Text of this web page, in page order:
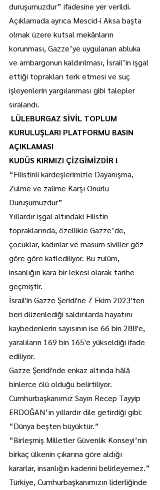
duruşumuzdur” ifadesine yer verildi.
Açıklamada ayrıca Mescid-i Aksa başta
olmak üzere kutsal mekânların
korunması, Gazze’ye uygulanan abluka
ve ambargonun kaldırılması, İsrail’in işgal
ettiği toprakları terk etmesi ve suç
işleyenlerin yargılanması gibi talepler
sıralandı.
LÜLEBURGAZ SİVİL TOPLUM
KURULUŞLARI PLATFORMU BASIN
AÇIKLAMASI
KUDÜS KIRMIZI ÇİZGİMİZDİR !
“Filistinli kardeşlerimizle Dayanışma,
Zulme ve zalime Karşı Onurlu
Duruşumuzdur”
Yıllardır işgal altındaki Filistin
topraklarında, özellikle Gazze’de,
çocuklar, kadınlar ve masum siviller göz
göre göre katlediliyor. Bu zulüm,
insanlığın kara bir lekesi olarak tarihe
geçmiştir.
İsrail'in Gazze Şeridi'ne 7 Ekim 2023'ten
beri düzenlediği saldırılarda hayatını
kaybedenlerin sayısının ise 66 bin 288'e,
yaralıların 169 bin 165'e yükseldiği ifade
ediliyor.
Gazze Şeridi'nde enkaz altında hâlâ
binlerce ölü olduğu belirtiliyor.
Cumhurbaşkanımız Sayın Recep Tayyip
ERDOĞAN’ın yıllardır dile getirdiği gibi:
“Dünya beşten büyüktür.”
“Birleşmiş Milletler Güvenlik Konseyi’nin
birkaç ülkenin çıkarına göre aldığı
kararlar, insanlığın kaderini belirleyemez.”
Türkiye, Cumhurbaşkanımızın liderliğinde